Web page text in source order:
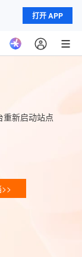
打开 APP
重新启动站点